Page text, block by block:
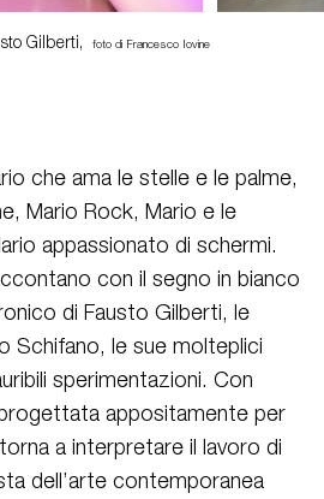
Gilberti, foto di Francesco Iovine
che ama le stelle e le palme,
Mario Rock, Mario e le
appassionato di schermi.
con il segno in bianco
di Fausto Gilberti, le
Schifano, le sue molteplici
sperimentazioni. Con
appositamente per
a interpretare il lavoro di
dell’arte contemporanea